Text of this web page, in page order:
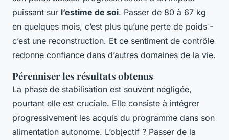
puissant sur l’estime de soi. Passer de 80 à 67 kg
en quelques mois, c’est plus qu’une perte de poids -
c’est une reconstruction. Et ce sentiment de contrôle
redonne confiance dans d’autres domaines de la vie.
Pérenniser les résultats obtenus
La phase de stabilisation est souvent négligée,
pourtant elle est cruciale. Elle consiste à intégrer
progressivement les acquis du programme dans son
alimentation autonome. L’objectif ? Passer de la